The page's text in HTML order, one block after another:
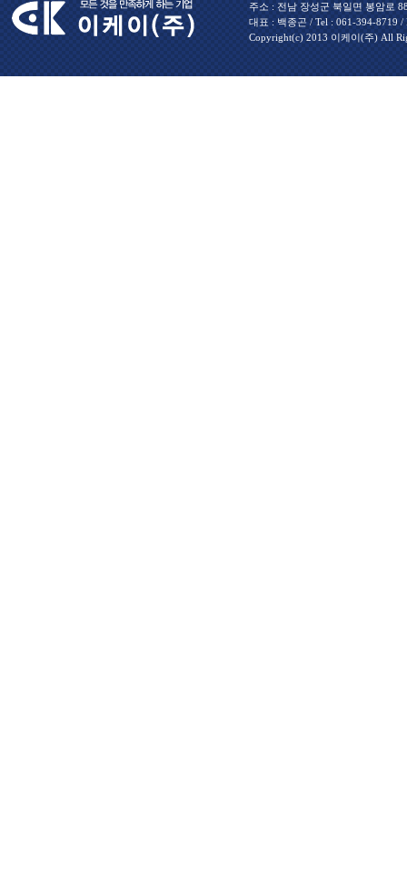
주소 : 전남 장성군 북일면 봉암로
대표 : 백종곤 / Tel : 061-394-8719 /
Copyright(c) 2013 이케이(주) All